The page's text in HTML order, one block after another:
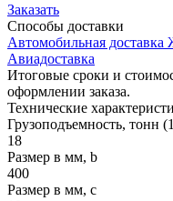
Заказать
Способы доставки
Автомобильная доставка
Авиадоставка
Итоговые сроки и
оформлении заказа.
Технические
Грузоподъемность, тонн
18
Размер в мм, b
400
Размер в мм, c